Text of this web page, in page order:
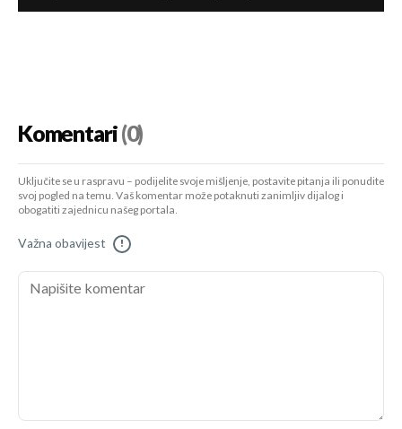
Komentari(0)
Uključite se u raspravu – podijelite svoje mišljenje, postavite pitanja ili ponudite
svoj pogled na temu. Vaš komentar može potaknuti zanimljiv dijalog i
obogatiti zajednicu našeg portala.
Važna obavijest !